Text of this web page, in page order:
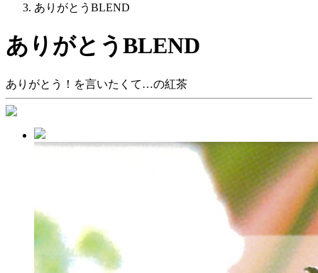
ありがとうBLEND
ありがとうBLEND
ありがとう！を言いたくて…の紅茶